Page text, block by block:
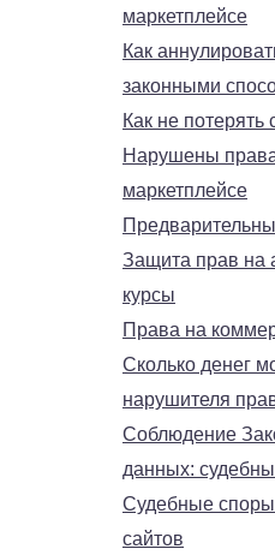
маркетплейсе
Как
законными
Как не потерять
Нарушены
маркетплейсе
Защита прав на
курсы
Права на
Сколько денег
нарушителя
Соблюдение
данных:
Судебные
сайтов